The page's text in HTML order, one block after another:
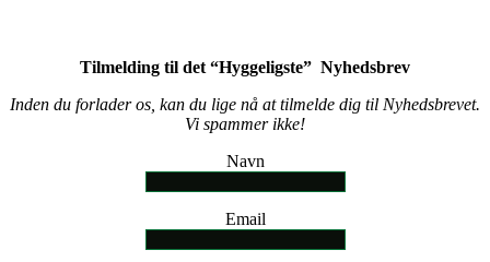
Tilmelding til det “Hyggeligste” Nyhedsbrev
Inden du forlader os, kan du lige nå at tilmelde dig til Nyhedsbrevet.
Vi spammer ikke!
Navn
Email